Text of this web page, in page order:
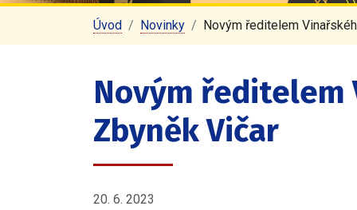
Úvod Novinky Novým ředitelem
Novým ředitelem
Zbyněk Vičar
20. 6. 2023